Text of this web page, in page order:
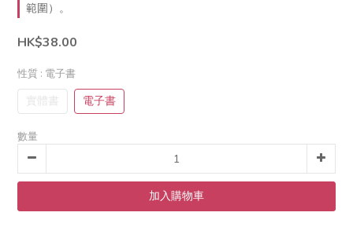
範圍）。
HK$38.00
性質 : 電子書
實體書 電子書
數量
加入購物車